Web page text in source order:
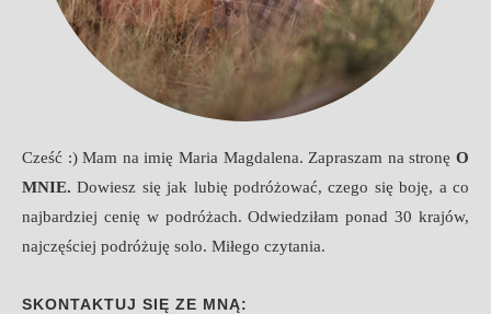
Cześć :) Mam na imię Maria Magdalena. Zapraszam na stronę O
MNIE.Dowiesz się jak lubię podróżować, czego się boję, a co
najbardziej cenię w podróżach. Odwiedziłam ponad 30 krajów,
najczęściej podróżuję solo. Miłego czytania.
SKONTAKTUJ SIĘ ZE MNĄ: